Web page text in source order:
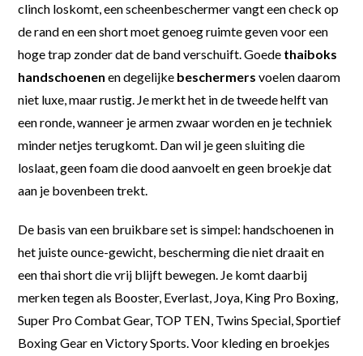
clinch loskomt, een scheenbeschermer vangt een check op
de rand en een short moet genoeg ruimte geven voor een
hoge trap zonder dat de band verschuift. Goede thaiboks
handschoenen en degelijke beschermers voelen daarom
niet luxe, maar rustig. Je merkt het in de tweede helft van
een ronde, wanneer je armen zwaar worden en je techniek
minder netjes terugkomt. Dan wil je geen sluiting die
loslaat, geen foam die dood aanvoelt en geen broekje dat
aan je bovenbeen trekt.
De basis van een bruikbare set is simpel: handschoenen in
het juiste ounce-gewicht, bescherming die niet draait en
een thai short die vrij blijft bewegen. Je komt daarbij
merken tegen als Booster, Everlast, Joya, King Pro Boxing,
Super Pro Combat Gear, TOP TEN, Twins Special, Sportief
Boxing Gear en Victory Sports. Voor kleding en broekjes